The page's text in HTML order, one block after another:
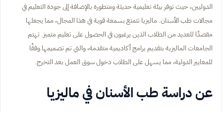
الدوليين، حيث توفر بيئة تعليمية حديثة ومتطورة بالإضافة إلى جودة التعليم في
مجالات طب الأسنان. ماليزيا تتمتع بسمعة قوية في هذا المجال، مما يجعلها
مقصدًا للعديد من الطلاب الذين يرغبون في الحصول على تعليم متميز. تهتم
الجامعات الماليزية بتقديم برامج أكاديمية متقدمة، والتي تم تصميمها وفقًا
للمعايير الدولية، مما يسهل على الطلاب دخول سوق العمل بعد التخرج.
عن دراسة طب الأسنان في ماليزيا